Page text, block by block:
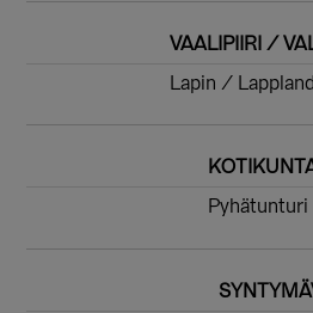
VAALIPIIRI /
Lapin /
Pyhätunturi